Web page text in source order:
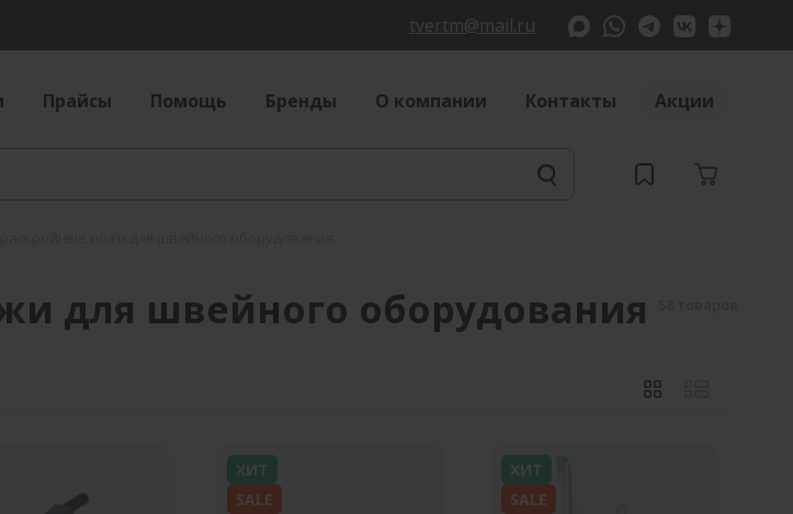
tvertm@mail.ru
Прайсы Помощь Бренды О компании Контакты Акции
для швейного оборудования
ХИТ
SALE
ХИТ
SALE